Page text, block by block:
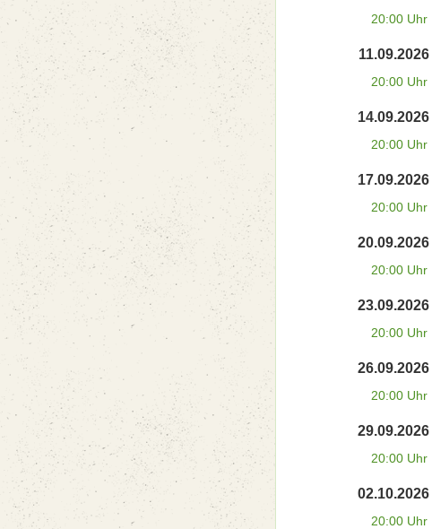
20:00 Uhr
11.09.2026
20:00 Uhr
14.09.2026
20:00 Uhr
17.09.2026
20:00 Uhr
20.09.2026
20:00 Uhr
23.09.2026
20:00 Uhr
26.09.2026
20:00 Uhr
29.09.2026
20:00 Uhr
02.10.2026
20:00 Uhr